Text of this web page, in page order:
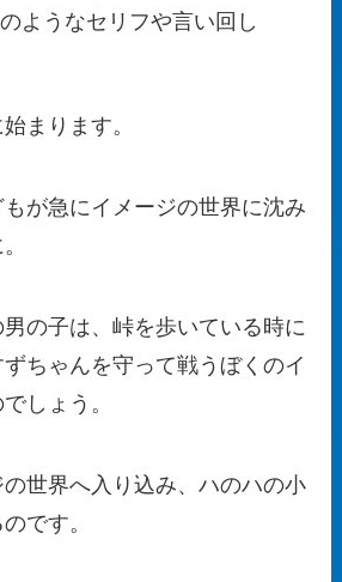
ようなセリフや言い回し
まります。
が急にイメージの世界に沈み
の子は、峠を歩いている時に
ちゃんを守って戦うぼくのイ
しょう。
世界へ入り込み、ハのハの小
です。